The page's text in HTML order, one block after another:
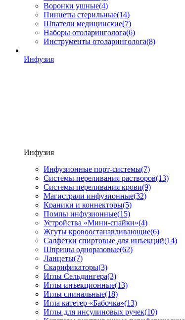
Воронки ушные(4)
Пинцеты стерильные(14)
Шпатели медицинские(7)
Наборы отоларинголога(6)
Инструменты отоларинголога(8)
Инфузия
Инфузия
Инфузионные порт-системы(7)
Системы переливания растворов(13)
Системы переливания крови(9)
Магистрали инфузионные(32)
Краники и коннекторы(5)
Помпы инфузионные(15)
Устройства «Мини-спайки»(4)
Жгуты кровоостанавливающие(6)
Салфетки спиртовые для инъекций(14)
Шприцы одноразовые(62)
Ланцеты(7)
Скарификаторы(3)
Иглы Сельдингера(3)
Иглы инъекционные(13)
Иглы спинальные(18)
Игла катетер «Бабочка»(13)
Иглы для инсулиновых ручек(10)